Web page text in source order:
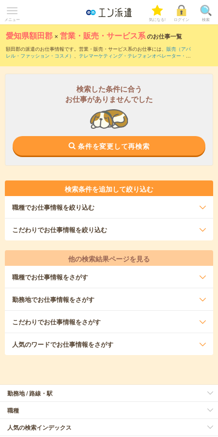
メニュー 気になる! ログイン 検索
愛知県額田郡 ×営業・販売・サービス系のお仕事一覧
額田郡の派遣のお仕事情報です。営業・販売・サービス系のお仕事には、 販売（アパ
レル・ファッション・コスメ） 、 テレマーケティング・テレフォンオペレーター・コ
検索した条件に合う
お仕事がありませんでした
条件を変更して再検索
検索条件を追加して絞り込む
職種でお仕事情報を絞り込む
こだわりでお仕事情報を絞り込む
他の検索結果ページを見る
職種でお仕事情報をさがす
勤務地でお仕事情報をさがす
こだわりでお仕事情報をさがす
人気のワードでお仕事情報をさがす
勤務地 / 路線・駅
職種
人気の検索インデックス